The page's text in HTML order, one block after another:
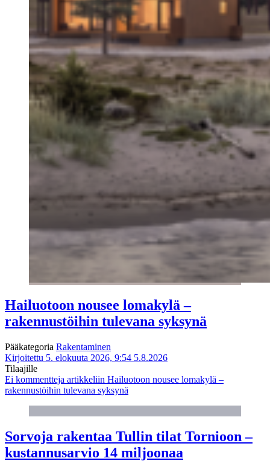
Hailuotoon nousee lomakylä –
rakennustöihin tulevana syksynä
Pääkategoria Rakentaminen
Kirjoitettu 5. elokuuta 2026, 9:54 5.8.2026
Tilaajille
Ei kommentteja artikkeliin Hailuotoon nousee lomakylä –
rakennustöihin tulevana syksynä
Sorvoja rakentaa Tullin tilat Tornioon –
kustannusarvio 14 miljoonaa